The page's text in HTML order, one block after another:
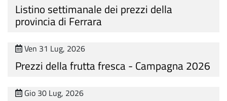
Listino settimanale dei prezzi della
provincia di Ferrara
Ven 31 Lug, 2026
Prezzi della frutta fresca - Campagna 2026
Gio 30 Lug, 2026